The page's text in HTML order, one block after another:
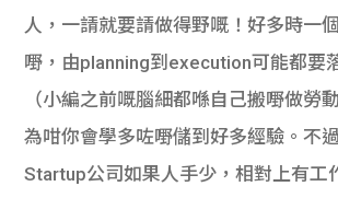
人，一請就要請做得野嘅！好多時一
嘢，由planning到execution可能都要
（小編之前嘅腦細都喺自己搬嘢做勞
為咁你會學多咗嘢儲到好多經驗。不
Startup公司如果人手少，相對上有工